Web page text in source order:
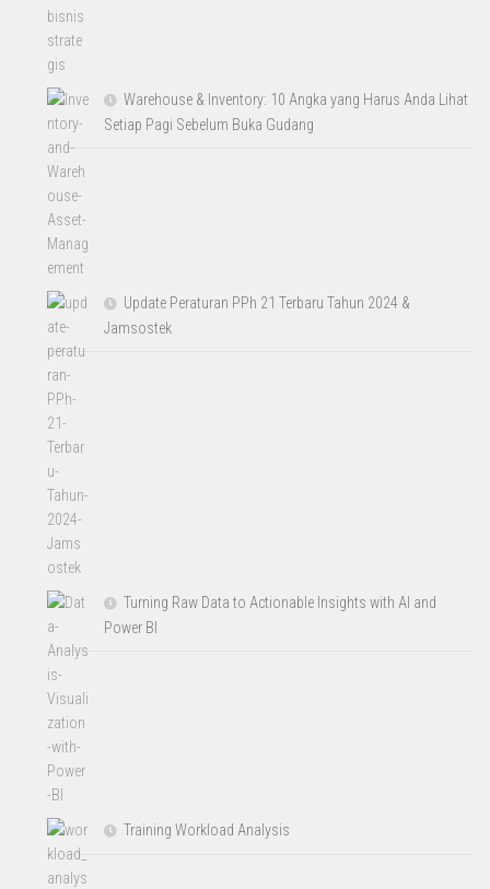
Warehouse & Inventory: 10 Angka yang Harus Anda Lihat
Setiap Pagi Sebelum Buka Gudang
Update Peraturan PPh 21 Terbaru Tahun 2024 &
Jamsostek
Turning Raw Data to Actionable Insights with AI and
Power BI
Training Workload Analysis